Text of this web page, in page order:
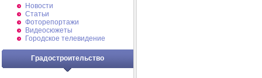
Новости
Статьи
Фоторепортажи
Видеосюжеты
Городское телевидение
Градостроительство